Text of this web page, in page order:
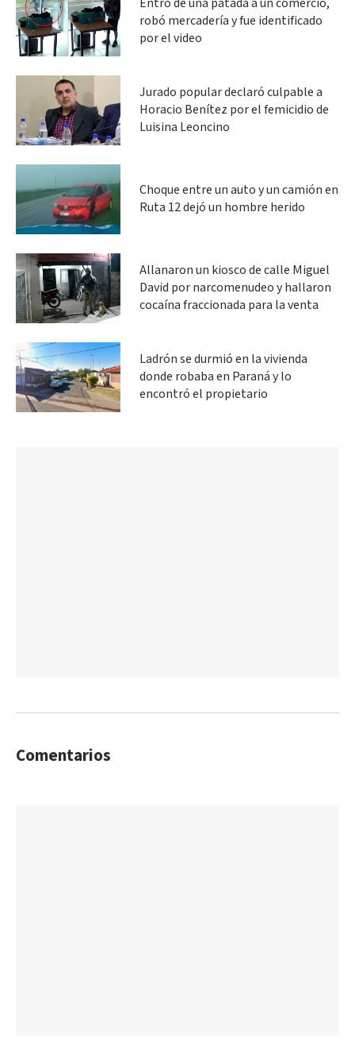
robó mercadería y fue identificado
por el video
Jurado popular declaró culpable a
Horacio Benítez por el femicidio de
Luisina Leoncino
Choque entre un auto y un camión en
Ruta 12 dejó un hombre herido
Allanaron un kiosco de calle Miguel
David por narcomenudeo y hallaron
cocaína fraccionada para la venta
Ladrón se durmió en la vivienda
donde robaba en Paraná y lo
encontró el propietario
Comentarios